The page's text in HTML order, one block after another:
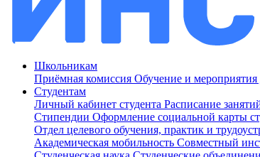
Школьникам
Приёмная комиссия Обучение и мероприятия
Студентам
Личный кабинет студента Расписание
Стипендии Оформление социальной карты
Отдел целевого обучения, практик и
Академическая мобильность Совместный